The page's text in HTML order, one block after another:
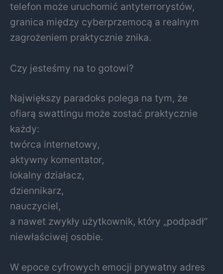
telefon może uruchomić antyterrorystów,
granica między cyberprzemocą a realnym
zagrożeniem praktycznie znika.
Czy jesteśmy na to gotowi?
Największy paradoks polega na tym, że
ofiarą swattingu może zostać praktycznie
każdy:
twórca internetowy,
aktywny komentator,
lokalny działacz,
dziennikarz,
nauczyciel,
a nawet zwykły użytkownik, który „podpadł”
niewłaściwej osobie.
W epoce cyfrowych emocji prywatny adres